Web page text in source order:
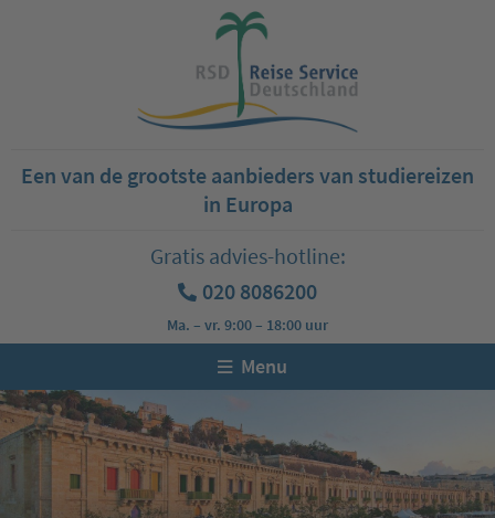
Een van de grootste aanbieders van studiereizen
in Europa
Gratis advies-hotline:
020 8086200
Ma. – vr. 9:00 – 18:00 uur
Menu